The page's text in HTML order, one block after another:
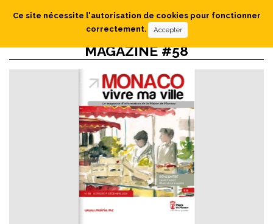
MAGAZINE #58
Ce site nécessite l'autorisation de cookies pour fonctionner
correctement.
Accepter